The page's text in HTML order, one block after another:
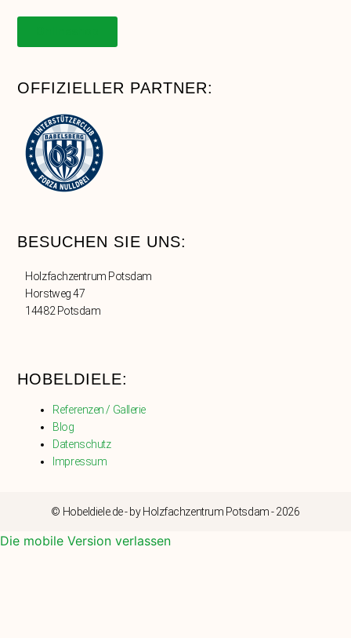
OFFIZIELLER PARTNER:
BESUCHEN SIE UNS:
Holzfachzentrum Potsdam
Horstweg 47
14482 Potsdam
HOBELDIELE:
Referenzen / Gallerie
Blog
Datenschutz
Impressum
© Hobeldiele.de - by Holzfachzentrum Potsdam - 2026
Die mobile Version verlassen